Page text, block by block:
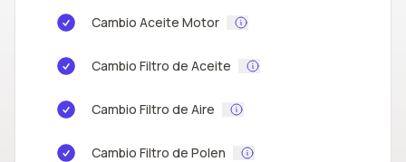
Cambio Aceite Motor
Cambio Filtro de Aceite
Cambio Filtro de Aire
Cambio Filtro de Polen